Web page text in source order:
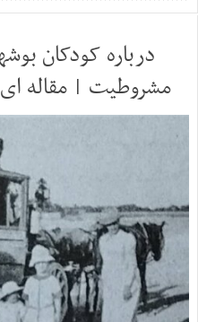
درباره کودکان
مشروطیت | مقاله